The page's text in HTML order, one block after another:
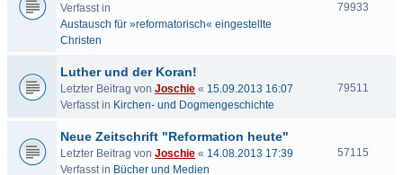
Verfasst in
Austausch für »reformatorisch« eingestellte
Christen
79933
Luther und der Koran!
Letzter Beitrag von Joschie « 15.09.2013 16:07
Verfasst in Kirchen- und Dogmengeschichte
79511
Neue Zeitschrift "Reformation heute"
Letzter Beitrag von Joschie « 14.08.2013 17:39
Verfasst in Bücher und Medien
57115